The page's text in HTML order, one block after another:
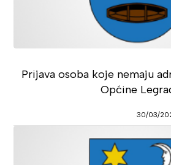
Prijava osoba koje nemaju
Općine
30/03/